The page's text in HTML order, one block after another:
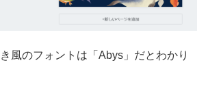
風のフォントは「Abys」だとわかり